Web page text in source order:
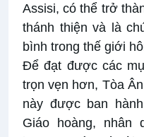
Assisi, có thể trở
thánh thiện và là
bình trong thế giới
Để đạt được các
trọn vẹn hơn, Tòa
này được ban
Giáo hoàng, nhân